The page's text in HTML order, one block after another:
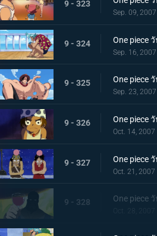
9 - 323
Sep. 09, 2007
9 - 324
Sep. 16, 2007
9 - 325
Sep. 23, 2007
9 - 326
Oct. 14, 2007
9 - 327
Oct. 21, 2007
9 - 328
Oct. 28, 2007